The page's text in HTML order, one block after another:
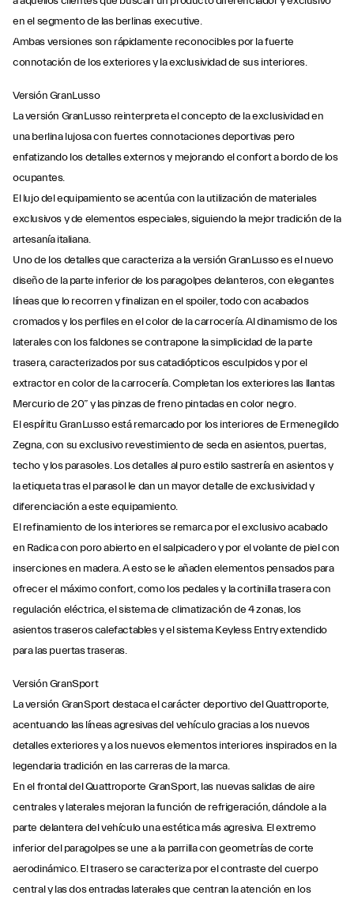
en el segmento de las berlinas executive.
Ambas versiones son rápidamente reconocibles por la fuerte
connotación de los exteriores y la exclusividad de sus interiores.
Versión GranLusso
La versión GranLusso reinterpreta el concepto de la exclusividad en
una berlina lujosa con fuertes connotaciones deportivas pero
enfatizando los detalles externos y mejorando el confort a bordo de los
ocupantes.
El lujo del equipamiento se acentúa con la utilización de materiales
exclusivos y de elementos especiales, siguiendo la mejor tradición de la
artesanía italiana.
Uno de los detalles que caracteriza a la versión GranLusso es el nuevo
diseño de la parte inferior de los paragolpes delanteros, con elegantes
líneas que lo recorren y finalizan en el spoiler, todo con acabados
cromados y los perfiles en el color de la carrocería. Al dinamismo de los
laterales con los faldones se contrapone la simplicidad de la parte
trasera, caracterizados por sus catadiópticos esculpidos y por el
extractor en color de la carrocería. Completan los exteriores las llantas
Mercurio de 20” y las pinzas de freno pintadas en color negro.
El espíritu GranLusso está remarcado por los interiores de Ermenegildo
Zegna, con su exclusivo revestimiento de seda en asientos, puertas,
techo y los parasoles. Los detalles al puro estilo sastrería en asientos y
la etiqueta tras el parasol le dan un mayor detalle de exclusividad y
diferenciación a este equipamiento.
El refinamiento de los interiores se remarca por el exclusivo acabado
en Radica con poro abierto en el salpicadero y por el volante de piel con
inserciones en madera. A esto se le añaden elementos pensados para
ofrecer el máximo confort, como los pedales y la cortinilla trasera con
regulación eléctrica, el sistema de climatización de 4 zonas, los
asientos traseros calefactables y el sistema Keyless Entry extendido
para las puertas traseras.
Versión GranSport
La versión GranSport destaca el carácter deportivo del Quattroporte,
acentuando las líneas agresivas del vehículo gracias a los nuevos
detalles exteriores y a los nuevos elementos interiores inspirados en la
legendaria tradición en las carreras de la marca.
En el frontal del Quattroporte GranSport, las nuevas salidas de aire
centrales y laterales mejoran la función de refrigeración, dándole a la
parte delantera del vehículo una estética más agresiva. El extremo
inferior del paragolpes se une a la parrilla con geometrías de corte
aerodinámico. El trasero se caracteriza por el contraste del cuerpo
central y las dos entradas laterales que centran la atención en los